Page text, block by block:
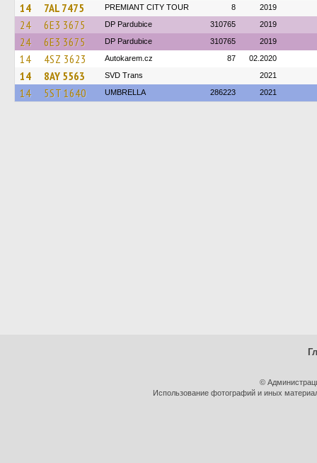
14 7AL 7475 PREMIANT CITY TOUR 8 2019
24 6E3 3675 DP Pardubice 310765 2019
24 6E3 3675 DP Pardubice 310765 2019
14 4SZ 3623 Autokarem.cz 87 02.2020
14 8AY 5563 SVD Trans 2021
14 5ST 1640 UMBRELLA 286223 2021
©
Использование фотографий и иных